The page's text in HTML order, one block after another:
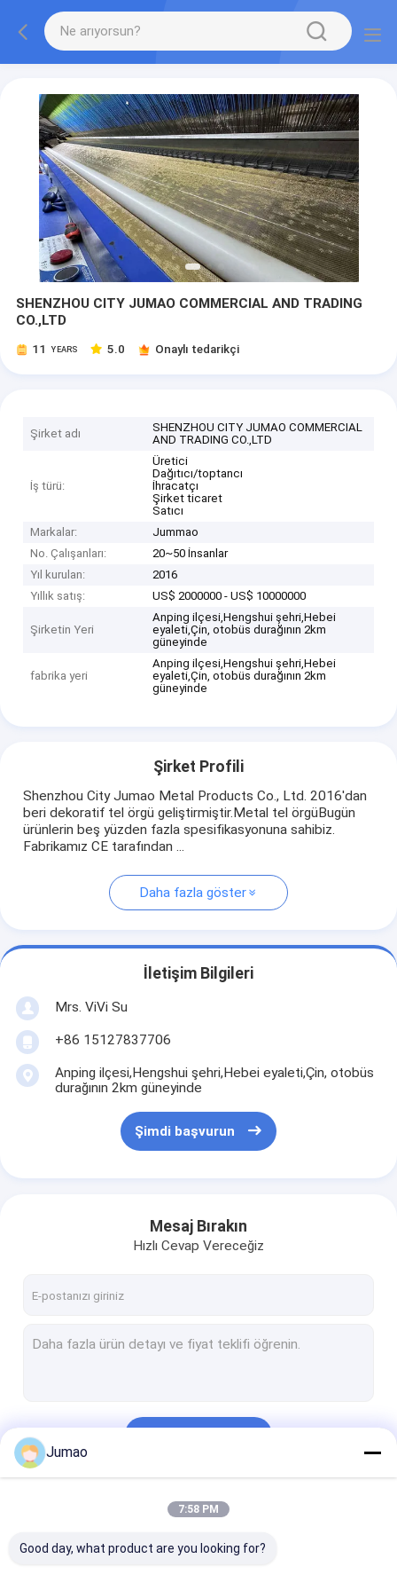
SHENZHOU CITY JUMAO COMMERCIAL AND TRADING
CO.,LTD
11 YEARS 5.0 Onaylı tedarikçi
Şirket adı
SHENZHOU CITY JUMAO COMMERCIAL
AND TRADING CO.,LTD
İş türü:
Üretici
Dağıtıcı/toptancı
İhracatçı
Şirket ticaret
Satıcı
Markalar:
Jummao
No. Çalışanları:
20~50 İnsanlar
Yıl kurulan:
2016
Yıllık satış:
US$ 2000000 - US$ 10000000
Şirketin Yeri
Anping ilçesi,Hengshui şehri,Hebei
eyaleti,Çin, otobüs durağının 2km
güneyinde
fabrika yeri
Anping ilçesi,Hengshui şehri,Hebei
eyaleti,Çin, otobüs durağının 2km
güneyinde
Şirket Profili
Shenzhou City Jumao Metal Products Co., Ltd. 2016'dan
beri dekoratif tel örgü geliştirmiştir.Metal tel örgüBugün
ürünlerin beş yüzden fazla spesifikasyonuna sahibiz.
Fabrikamız CE tarafından ...
Daha fazla göster
İletişim Bilgileri
Mrs. ViVi Su
+86 15127837706
Anping ilçesi,Hengshui şehri,Hebei eyaleti,Çin, otobüs
durağının 2km güneyinde
Şimdi başvurun
Mesaj Bırakın
Hızlı Cevap Vereceğiz
Jumao
7:58 PM
Good day, what product are you looking for?